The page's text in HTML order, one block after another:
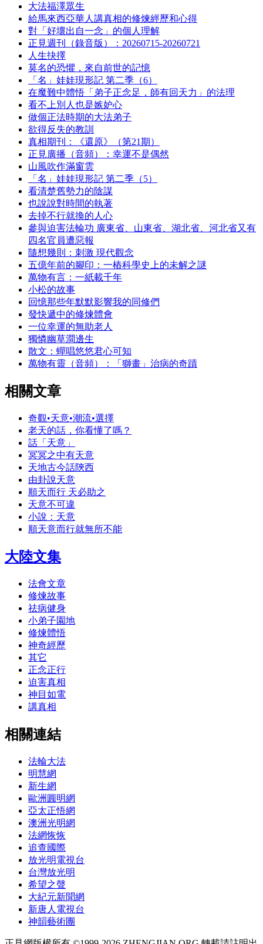
大法福澤眾生
給馬來西亞華人講真相的修煉經歷和心得
對「好壞出自一念」的個人理解
正見週刊（錄音版）：20260715-20260721
人生抉擇
莫名的恐懼，來自前世的記憶
「名」娃娃現形記 第二季（6）
在魔難中體悟「弟子正念足，師有回天力」的法理
看不上別人也是嫉妒心
做個正法時期的大法弟子
欲得反失的教訓
真相期刊：《還原》（第21期）
正見廣播（音頻）：幸運不是偶然
山風吹作滿窗雲
「名」娃娃現形記 第二季（5）
看清楚舊勢力的陰謀
也說說對時間的執著
去掉不行就換的人心
參與迫害法輪功 廣東省、山東省、湖北省、河北省又有
四名官員遭惡報
隨想幾則：刺激 現代觀念
五億年前的腳印：一樁科學史上的未解之謎
萬物有言：一紙載千年
小松的故事
回憶那些年默默影響我的同修們
發快遞中的修煉體會
一位幸運的無助老人
獨憐幽草澗邊生
散文：蟬唱悠悠君心可知
萬物有靈（音頻）：「獅畫」治病的奇蹟
相關文章
奇觀•天意•潮流•選擇
老天的話，你看懂了嗎？
話「天意」
冥冥之中有天意
天地古今話陝西
由卦說天意
順天而行 天必助之
天意不可違
小說：天意
順天意而行就無所不能
大陸文集
法會文章
修煉故事
祛病健身
小弟子園地
修煉體悟
神奇經歷
其它
正念正行
迫害真相
神目如電
講真相
相關連結
法輪大法
明慧網
新生網
歐洲圓明網
亞太正悟網
澳洲光明網
法網恢恢
追查國際
放光明電視台
台灣放光明
希望之聲
大紀元新聞網
新唐人電視台
神韻藝術團